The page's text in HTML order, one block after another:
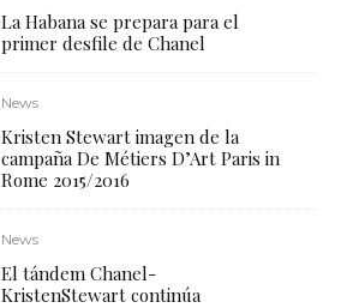
La Habana se prepara para el
primer desfile de Chanel
News
Kristen Stewart imagen de la
campaña De Métiers D’Art Paris in
Rome 2015/2016
News
El tándem Chanel-
KristenStewart continúa